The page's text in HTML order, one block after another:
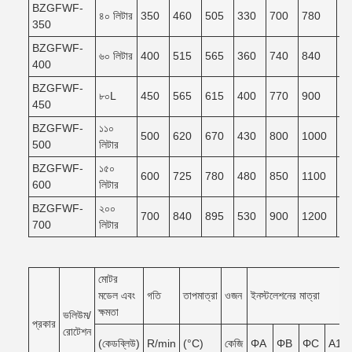
BZGFWF-
350
৪০ লিটার 350 460 505 330 700 780
BZGFWF-
400
৬০ লিটার 400 515 565 360 740 840
BZGFWF-
450
৮০L 450 565 615 400 770 900
BZGFWF-
500
১১০
লিটার
500 620 670 430 800 1000
BZGFWF-
600
১৫০
লিটার
600 725 780 480 850 1100
BZGFWF-
700
২০০
লিটার
700 840 895 530 900 1200
প্রকার
ভলিউম/
রোটেশন
মোটর
মডেল এবং
ক্ষমতা
গতি তাপমাত্রা ওজন ইনস্টলেশনের মাত্রা
(কেডব্লিউ) R/min (°C) কেজি ΦA ΦB ΦC A1